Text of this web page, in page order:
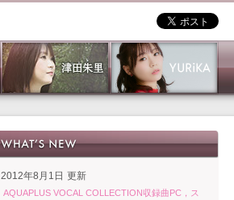
2012年8月1日 更新
AQUAPLUS VOCAL COLLECTION収録曲PC，ス